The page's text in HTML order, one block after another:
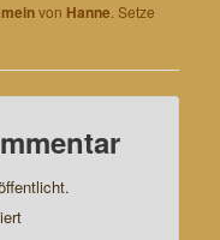
von Hanne . Setze